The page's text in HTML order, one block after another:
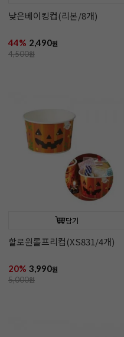
낮은베이킹컵(리본/8개)
44% 2,490원
4,500원
담기
할로윈롤프리컵(XS831/4개)
20% 3,990원
5,000원